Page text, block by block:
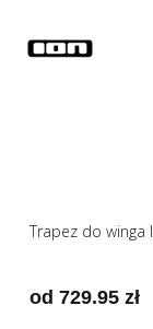
Trapez do winga
od 729.95 zł